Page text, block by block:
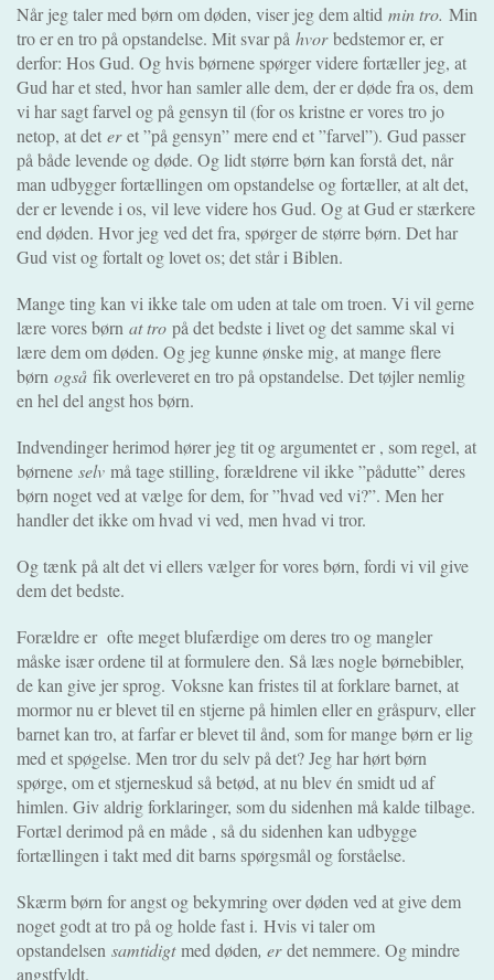
Når jeg taler med børn om døden, viser jeg dem altid min tro. Min
tro er en tro på opstandelse. Mit svar på hvorbedstemor er, er
derfor: Hos Gud. Og hvis børnene spørger videre fortæller jeg, at
Gud har et sted, hvor han samler alle dem, der er døde fra os, dem
vi har sagt farvel og på gensyn til (for os kristne er vores tro jo
netop, at det eret ”på gensyn” mere end et ”farvel”). Gud passer
på både levende og døde. Og lidt større børn kan forstå det, når
man udbygger fortællingen om opstandelse og fortæller, at alt det,
der er levende i os, vil leve videre hos Gud. Og at Gud er stærkere
end døden. Hvor jeg ved det fra, spørger de større børn. Det har
Gud vist og fortalt og lovet os; det står i Biblen.
Mange ting kan vi ikke tale om uden at tale om troen. Vi vil gerne
lære vores børn at tro på det bedste i livet og det samme skal vi
lære dem om døden. Og jeg kunne ønske mig, at mange flere
børn også fik overleveret en tro på opstandelse. Det tøjler nemlig
en hel del angst hos børn.
Indvendinger herimod hører jeg tit og argumentet er , som regel, at
børnene selv må tage stilling, forældrene vil ikke ”pådutte” deres
børn noget ved at vælge for dem, for ”hvad ved vi?”. Men her
handler det ikke om hvad vi ved, men hvad vi tror.
Og tænk på alt det vi ellers vælger for vores børn, fordi vi vil give
dem det bedste.
Forældre er ofte meget blufærdige om deres tro og mangler
måske især ordene til at formulere den. Så læs nogle børnebibler,
de kan give jer sprog. Voksne kan fristes til at forklare barnet, at
mormor nu er blevet til en stjerne på himlen eller en gråspurv, eller
barnet kan tro, at farfar er blevet til ånd, som for mange børn er lig
med et spøgelse. Men tror du selv på det? Jeg har hørt børn
spørge, om et stjerneskud så betød, at nu blev én smidt ud af
himlen. Giv aldrig forklaringer, som du sidenhen må kalde tilbage.
Fortæl derimod på en måde , så du sidenhen kan udbygge
fortællingen i takt med dit barns spørgsmål og forståelse.
Skærm børn for angst og bekymring over døden ved at give dem
noget godt at tro på og holde fast i. Hvis vi taler om
opstandelsen samtidigtmed døden, erdet nemmere. Og mindre
angstfyldt.